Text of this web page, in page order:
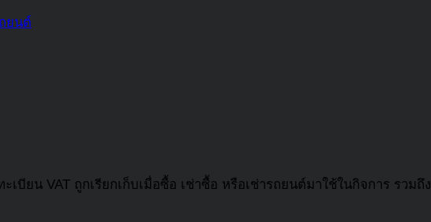
ยนต์
บียน VAT ถูกเรียกเก็บเมื่อซื้อ เช่าซื้อ หรือเช่ารถยนต์มาใช้ในกิจการ รวมถึ